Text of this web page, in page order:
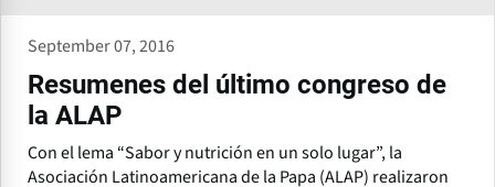
September 07, 2016
Resumenes del último congreso de
la ALAP
Con el lema “Sabor y nutrición en un solo lugar”, la
Asociación Latinoamericana de la Papa (ALAP) realizaron